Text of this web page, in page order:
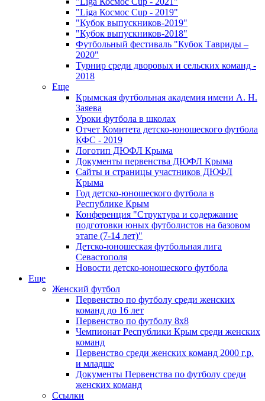
"Liga Космос Cup - 2019"
"Кубок выпускников-2019"
"Кубок выпускников-2018"
Футбольный фестиваль "Кубок Тавриды –
2020"
Турнир среди дворовых и сельских команд -
2018
Еще
Крымская футбольная академия имени А. Н.
Заяева
Уроки футбола в школах
Отчет Комитета детско-юношеского футбола
КФС - 2019
Логотип ДЮФЛ Крыма
Документы первенства ДЮФЛ Крыма
Сайты и страницы участников ДЮФЛ
Крыма
Год детско-юношеского футбола в
Республике Крым
Конференция "Структура и содержание
подготовки юных футболистов на базовом
этапе (7-14 лет)"
Детско-юношеская футбольная лига
Севастополя
Новости детско-юношеского футбола
Еще
Женский футбол
Первенство по футболу среди женских
команд до 16 лет
Первенство по футболу 8х8
Чемпионат Республики Крым среди женских
команд
Первенство среди женских команд 2000 г.р.
и младше
Документы Первенства по футболу среди
женских команд
Ссылки